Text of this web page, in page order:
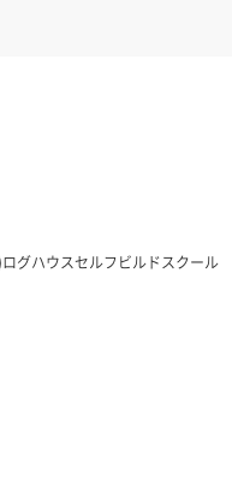
グハウスセルフビルドスクール